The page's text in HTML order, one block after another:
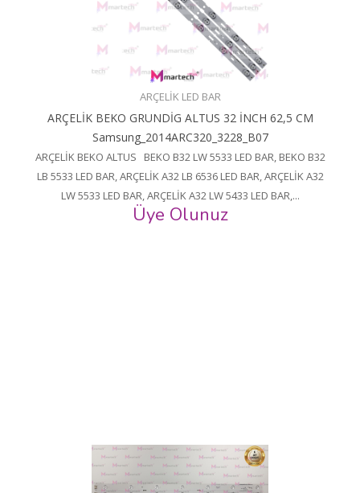
ARÇELİK LED BAR
ARÇELİK BEKO GRUNDİG ALTUS 32 İNCH 62,5 CM
Samsung_2014ARC320_3228_B07
ARÇELİK BEKO ALTUS BEKO B32 LW 5533 LED BAR, BEKO B32
LB 5533 LED BAR, ARÇELİK A32 LB 6536 LED BAR, ARÇELİK A32
LW 5533 LED BAR, ARÇELİK A32 LW 5433 LED BAR,...
Üye Olunuz